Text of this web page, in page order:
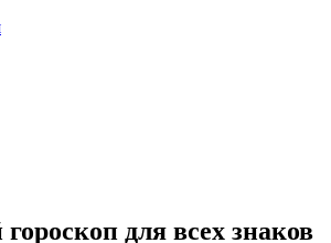
для всех знаков